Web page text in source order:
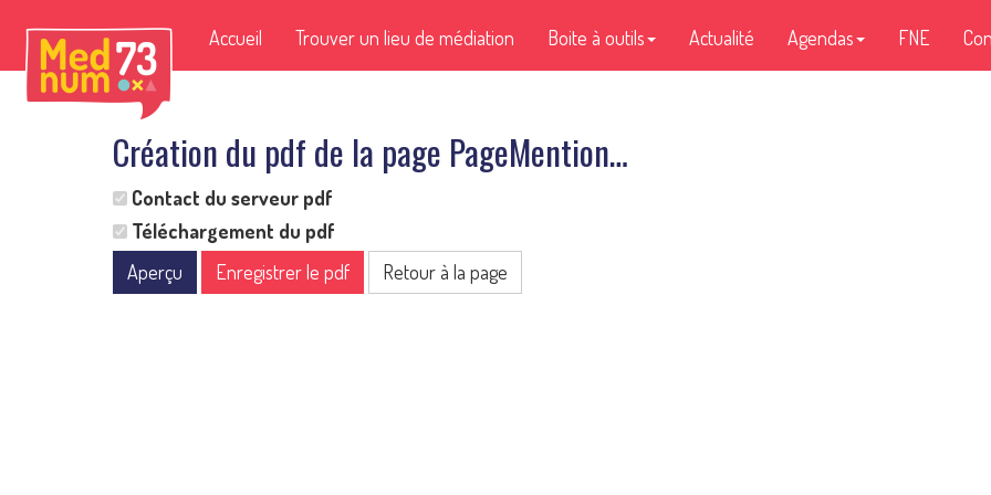
Accueil Trouver un lieu de médiation Boite à outils Actualité Agendas FNE
Création du pdf de la page PageMention…
Contact du serveur pdf
Téléchargement du pdf
Aperçu
Enregistrer le pdf Retour à la page